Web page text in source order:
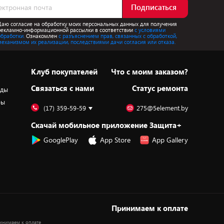
Подписаться
согласие на обработку моих персональных данных для получения
информационной рассылки в соответствиис условиями
Ознакомлен с разъяснением прав, связанных с обработкой,
их реализации, последствиями дачи согласия или отказа.
Клуб покупателей
Cвязаться с нами
Что с моим заказом?
Статус ремонта
(17) 359-59-59 275@5element.by
Скачай мобильное приложение Защита+
GooglePlay App Store App Gallery
Принимаем к оплате